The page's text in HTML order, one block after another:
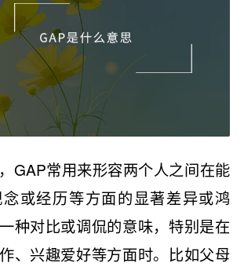
GAP常用来形容两个人之间在能
或经历等方面的显著差异或鸿
种对比或调侃的意味，特别是在
、兴趣爱好等方面时。比如父母